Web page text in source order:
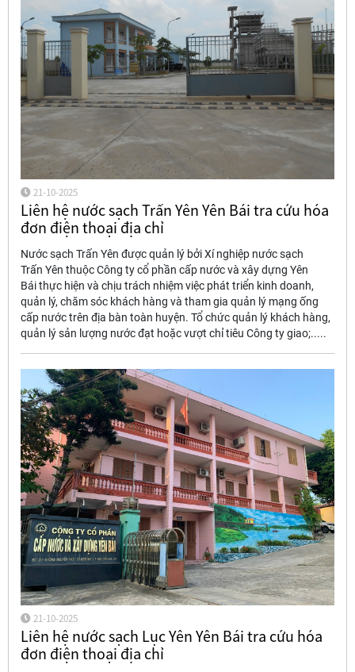
21-10-2025
Liên hệ nước sạch Trấn Yên Yên Bái tra cứu hóa
đơn điện thoại địa chỉ
Nước sạch Trấn Yên được quản lý bởi Xí nghiệp nước sạch
Trấn Yên thuộc Công ty cổ phần cấp nước và xây dựng Yên
Bái thực hiện và chịu trách nhiệm việc phát triển kinh doanh,
quản lý, chăm sóc khách hàng và tham gia quản lý mạng ống
cấp nước trên địa bàn toàn huyện. Tổ chức quản lý khách hàng,
quản lý sản lượng nước đạt hoặc vượt chỉ tiêu Công ty giao;.....
21-10-2025
Liên hệ nước sạch Lục Yên Yên Bái tra cứu hóa
đơn điện thoại địa chỉ